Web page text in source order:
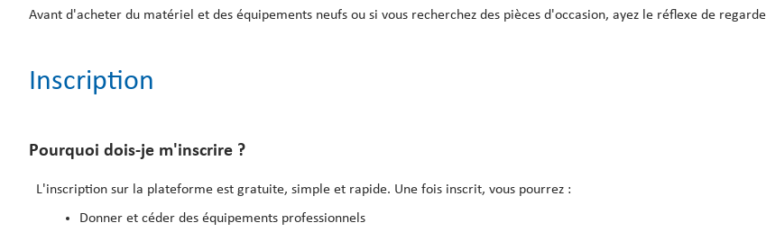
Le contact avec le preneur
Avant d'acheter du matériel et des équipements neufs ou si vous recherchez des pièces d'occasion, ayez le réflexe de
Inscription
Pourquoi dois-je m'inscrire ?
L'inscription sur la plateforme est gratuite, simple et rapide. Une fois inscrit, vous pourrez :
Donner et céder des équipements professionnels